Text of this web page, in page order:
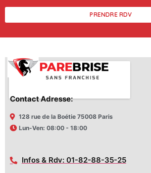
PRENDRE RDV
Contact Adresse:
128 rue de la Boétie 75008 Paris
Lun-Ven: 08:00 - 18:00
Infos & Rdv: 01-82-88-35-25